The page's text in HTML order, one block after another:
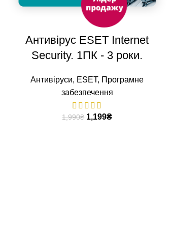
Антивірус ESET Internet
Security. 1ПК - 3 роки.
Антивіруси, ESET, Програмне
забезпечення
1,990₴ 1,199₴